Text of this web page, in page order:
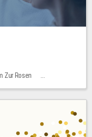
Zur Rosen